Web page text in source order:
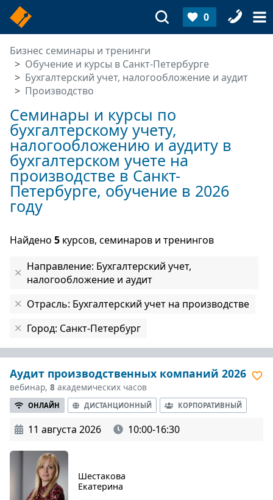
0
Бизнес семинары и тренинги
Обучение и курсы в Санкт-Петербурге
Бухгалтерский учет, налогообложение и аудит
Производство
Семинары и курсы по
бухгалтерскому учету,
налогообложению и аудиту в
бухгалтерском учете на
производстве в Санкт-
Петербурге, обучение в 2026
году
Найдено 5 курсов, семинаров и тренингов
Направление: Бухгалтерский учет,
налогообложение и аудит
Отрасль: Бухгалтерский учет на производстве
Город: Санкт-Петербург
Аудит производственных компаний 2026
вебинар, 8 академических часов
ОНЛАЙН ДИСТАНЦИОННЫЙ КОРПОРАТИВНЫЙ
11 августа 2026 10:00-16:30
Шестакова
Екатерина